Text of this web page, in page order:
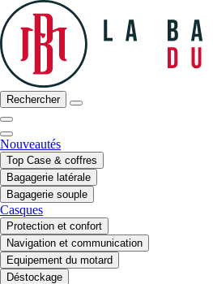
Rechercher
Nouveautés
Top Case & coffres
Bagagerie latérale
Bagagerie souple
Casques
Protection et confort
Navigation et communication
Equipement du motard
Déstockage